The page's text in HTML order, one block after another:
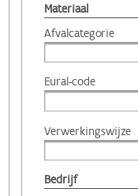
Materiaal
Afvalcategorie
Eural-code
Verwerkingswijze
Bedrijf